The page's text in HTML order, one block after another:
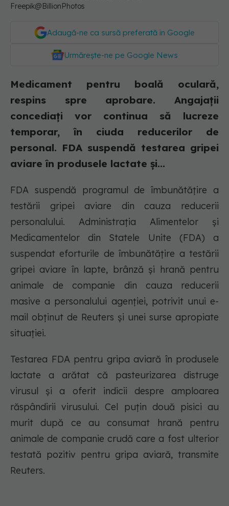
Freepik@BillionPhotos
Adaugă-ne ca sursă preferată în Google
Urmărește-ne pe Google News
Medicament pentru boală oculară,
respins spre aprobare. Angajații
concediați vor continua să lucreze
temporar, în ciuda reducerilor de
personal. FDA suspendă testarea gripei
aviare în produsele lactate și...
FDA suspendă programul de îmbunătățire a
testării gripei aviare din cauza reducerii
personalului. Administrația Alimentelor și
Medicamentelor din Statele Unite (FDA) a
suspendat eforturile de îmbunătățire a testării
gripei aviare în lapte, brânză și hrană pentru
animale de companie din cauza reducerii
masive a personalului agenției, potrivit unui e-
mail obținut de Reuters și unei surse apropiate
situației.
Testarea FDA pentru gripa aviară în produsele
lactate a arătat că pasteurizarea distruge
virusul și a oferit indicii despre amploarea
răspândirii virusului. Cel puțin două pisici au
murit după ce au consumat hrană pentru
animale de companie crudă care a fost ulterior
testată pozitiv pentru gripa aviară, transmite
Reuters.